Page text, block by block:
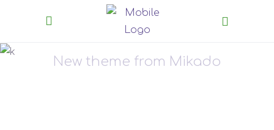
Inspiration
New theme from Mikado